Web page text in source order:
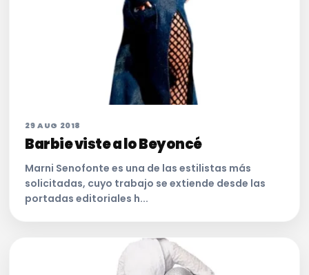
29 AUG 2018
Barbie viste a lo Beyoncé
Marni Senofonte es una de las estilistas más
solicitadas, cuyo trabajo se extiende desde las
portadas editoriales h...